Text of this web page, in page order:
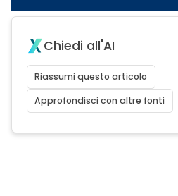
Chiedi all'AI
Riassumi questo articolo
Approfondisci con altre fonti